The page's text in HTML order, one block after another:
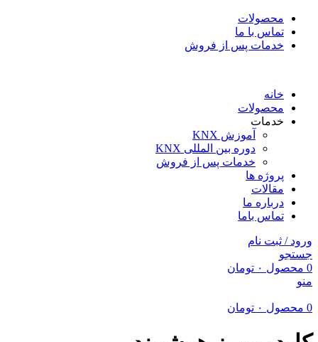
محصولات
تماس با ما
خدمات پس از فروش
خانه
محصولات
خدمات
آموزش KNX
دوره بین المللی KNX
خدمات پس از فروش
پروژه ها
مقالات
درباره ما
تماس باما
ورود / ثبت نام
جستجو
0 محصول ۰ تومان
منو
0 محصول ۰ تومان